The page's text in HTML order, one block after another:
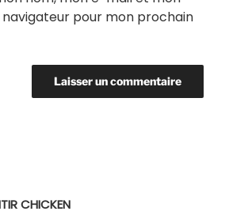
pour mon prochain
CHICKEN